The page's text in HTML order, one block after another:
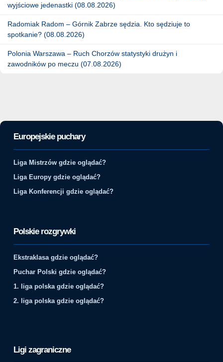
wyjściowe jedenastki (08.08.2026)
Radomiak Radom – Górnik Zabrze sędzia. Kto sędziuje to
spotkanie? (08.08.2026)
Polonia Warszawa – Ruch Chorzów statystyki drużyn i
zawodników po meczu (07.08.2026)
Europejskie puchary
Liga Mistrzów gdzie oglądać?
Liga Europy gdzie oglądać?
Liga Konferencji gdzie oglądać?
Polskie rozgrywki
Ekstraklasa gdzie oglądać?
Puchar Polski gdzie oglądać?
1. liga polska gdzie oglądać?
2. liga polska gdzie oglądać?
Ligi zagraniczne